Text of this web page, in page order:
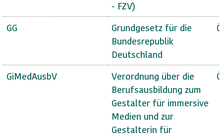
- FZV)
GG
Grundgesetz für die
Bundesrepublik
Deutschland
GiMedAusbV
Verordnung über die
Berufsausbildung zum
Gestalter für immersive
Medien und zur
Gestalterin für